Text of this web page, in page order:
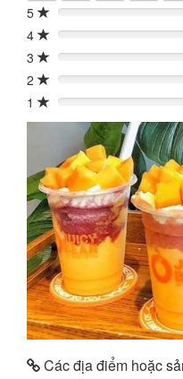
5 0%
4
0%
3
0%
2
0%
1
0%
Các địa điểm hoặc